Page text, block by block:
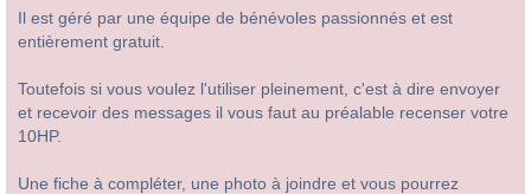
Il est géré par une équipe de bénévoles passionnés et est
entièrement gratuit.
Toutefois si vous voulez l'utiliser pleinement, c'est à dire envoyer
et recevoir des messages il vous faut au préalable recenser votre
10HP.
Une fiche à compléter, une photo à joindre et vous pourrez